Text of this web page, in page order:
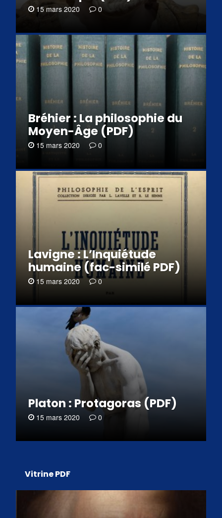
15 mars 2020 0
Bréhier : La philosophie du
Moyen-Âge (PDF)
15 mars 2020 0
Lavigne : L’Inquiétude
humaine (fac-similé PDF)
15 mars 2020 0
Platon : Protagoras (PDF)
15 mars 2020 0
Vitrine PDF